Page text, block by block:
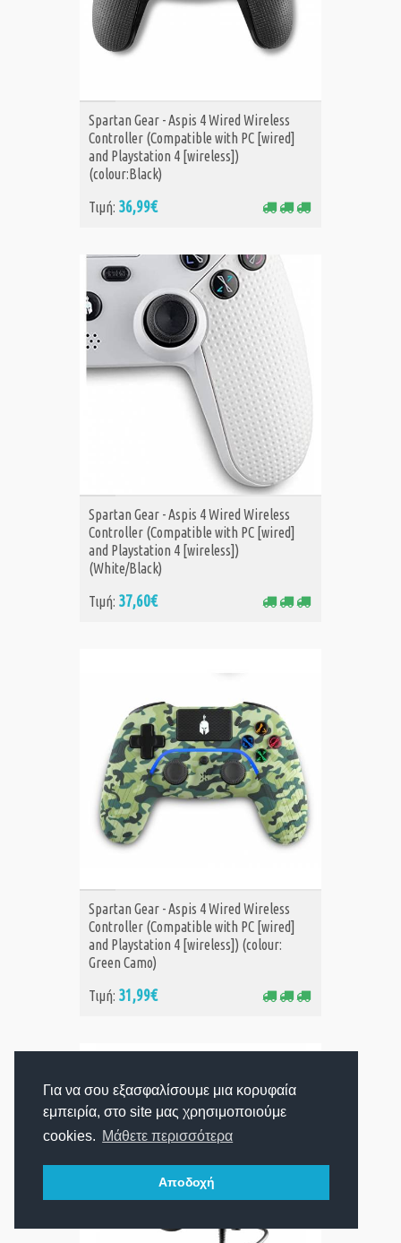
Για να σου εξασφαλίσουμε μια κορυφαία
εμπειρία, στο site μας χρησιμοποιούμε
cookies. Μάθετε περισσότερα
Αποδοχή
ΑΓΟΡΑ
Spartan Gear - Aspis 4 Wired Wireless
Controller (Compatible with PC [wired]
and Playstation 4 [wireless])
(colour:Black)
Τιμή: 36,99€
ΑΓΟΡΑ
Spartan Gear - Aspis 4 Wired Wireless
Controller (Compatible with PC [wired]
and Playstation 4 [wireless])
(White/Black)
Τιμή: 37,60€
ΑΓΟΡΑ
Spartan Gear - Aspis 4 Wired Wireless
Controller (Compatible with PC [wired]
and Playstation 4 [wireless]) (colour:
Green Camo)
Τιμή: 31,99€